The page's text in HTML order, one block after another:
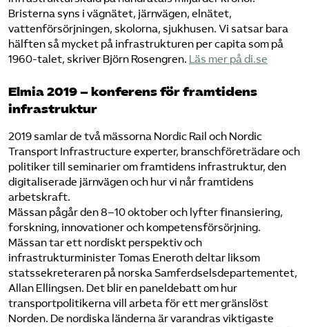
Bristerna syns i vägnätet, järnvägen, elnätet,
vattenförsörjningen, skolorna, sjukhusen. Vi satsar bara
hälften så mycket på infrastrukturen per capita som på
1960-talet, skriver Björn Rosengren. Läs mer på di.se
Elmia 2019 – konferens för framtidens
infrastruktur
2019 samlar de två mässorna Nordic Rail och Nordic
Transport Infrastructure experter, branschföreträdare och
politiker till seminarier om framtidens infrastruktur, den
digitaliserade järnvägen och hur vi når framtidens
arbetskraft.
Mässan pågår den 8–10 oktober och lyfter finansiering,
forskning, innovationer och kompetensförsörjning.
Mässan tar ett nordiskt perspektiv och
infrastrukturminister Tomas Eneroth deltar liksom
statssekreteraren på norska Samferdselsdepartementet,
Allan Ellingsen. Det blir en paneldebatt om hur
transportpolitikerna vill arbeta för ett mer gränslöst
Norden. De nordiska länderna är varandras viktigaste